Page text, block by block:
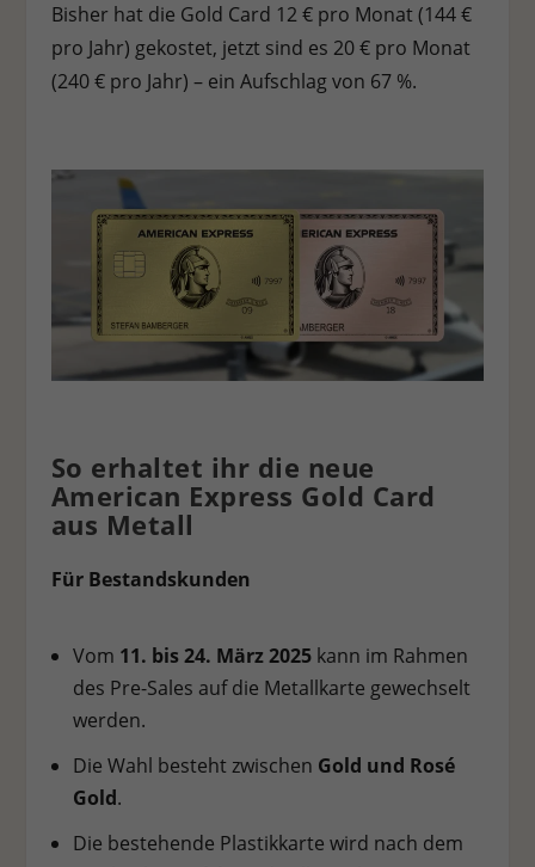
Bisher hat die Gold Card 12 € pro Monat (144 €
pro Jahr) gekostet, jetzt sind es 20 € pro Monat
(240 € pro Jahr) – ein Aufschlag von 67 %.
So erhaltet ihr die neue
American Express Gold Card
aus Metall
Für Bestandskunden
Vom 11. bis 24. März 2025kann im Rahmen
des Pre-Sales auf die Metallkarte gewechselt
werden.
Die Wahl besteht zwischen Gold und Rosé
Gold.
Die bestehende Plastikkarte wird nach dem